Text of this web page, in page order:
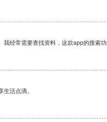
经常需要查找资料，这款app的搜索
活点滴。